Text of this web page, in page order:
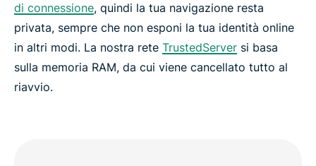
di connessione, quindi la tua navigazione resta
privata, sempre che non esponi la tua identità online
in altri modi. La nostra rete TrustedServer si basa
sulla memoria RAM, da cui viene cancellato tutto al
riavvio.